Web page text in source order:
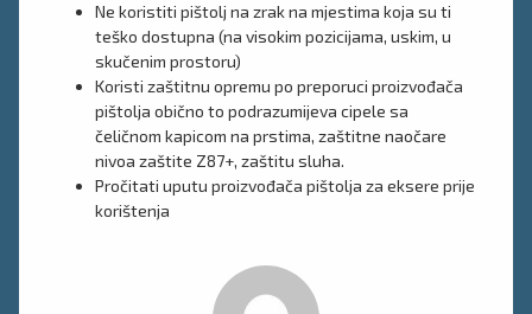
Ne koristiti pištolj na zrak na mjestima koja su ti
teško dostupna (na visokim pozicijama, uskim, u
skučenim prostoru)
Koristi zaštitnu opremu po preporuci proizvođača
pištolja obično to podrazumijeva cipele sa
čeličnom kapicom na prstima, zaštitne naočare
nivoa zaštite Z87+, zaštitu sluha.
Pročitati uputu proizvođača pištolja za eksere prije
korištenja